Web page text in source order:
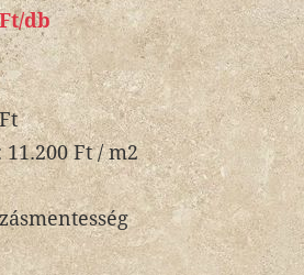
db
Ft / m2